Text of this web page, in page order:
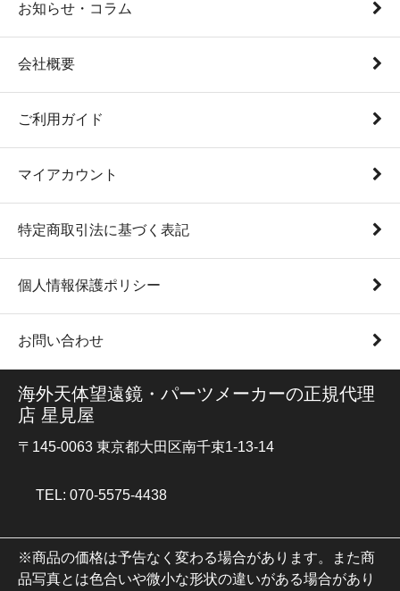
お知らせ・コラム
会社概要
ご利用ガイド
マイアカウント
特定商取引法に基づく表記
個人情報保護ポリシー
お問い合わせ
海外天体望遠鏡・パーツメーカーの正規代理
店 星見屋
〒145-0063 東京都大田区南千束1-13-14
TEL: 070-5575-4438
※商品の価格は予告なく変わる場合があります。また商
品写真とは色合いや微小な形状の違いがある場合があり